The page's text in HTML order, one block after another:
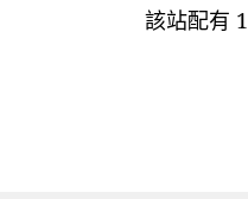
該站配有